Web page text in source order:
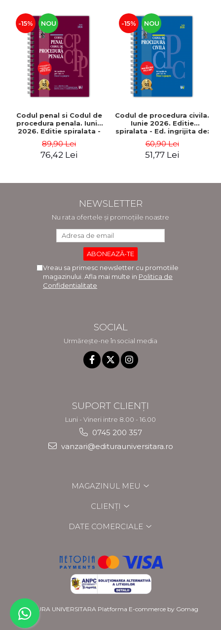
-15% NOU
Codul penal si Codul de
procedura penala. Iunie
2026. Editie spiralata -
Ed. ingrijita de: Prof. univ.
dr. Dan Lupascu
89,90 Lei
76,42 Lei
-15% NOU
Codul de procedura civila.
Iunie 2026. Editie
spiralata - Ed. ingrijita de:
Prof. univ. dr. Dan
Lupascu
60,90 Lei
51,77 Lei
NEWSLETTER
Nu rata ofertele și promoțiile noastre
Vreau sa primesc newsletter cu promotiile
magazinului. Afla mai multe in Politica de
Confidentialitate
SOCIAL
Urmărește-ne în social media
SUPORT CLIENȚI
Luni - Vineri intre 8.00 - 16.00
0745 200 357
vanzari@editurauniversitara.ro
MAGAZINUL MEU
CLIENȚI
DATE COMERCIALE
EDITURA UNIVERSITARA Platforma E-commerce by Gomag